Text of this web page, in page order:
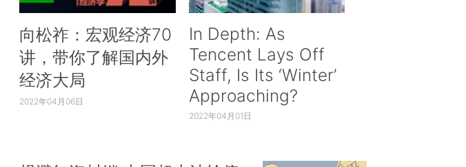
向松祚：宏观经济70
讲，带你了解国内外
经济大局
2022年04月06日
In Depth: As
Tencent Lays Off
Staff, Is Its ‘Winter’
Approaching?
2022年04月01日